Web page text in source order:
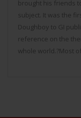
brought his friends
subject. It was the
Doughboy to GI
reference on the
whole world.?Most